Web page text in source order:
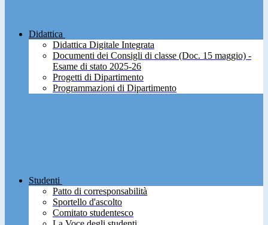
Didattica
Didattica Digitale Integrata
Documenti dei Consigli di classe (Doc. 15 maggio) -
Esame di stato 2025-26
Progetti di Dipartimento
Programmazioni di Dipartimento
Studenti
Patto di corresponsabilità
Sportello d'ascolto
Comitato studentesco